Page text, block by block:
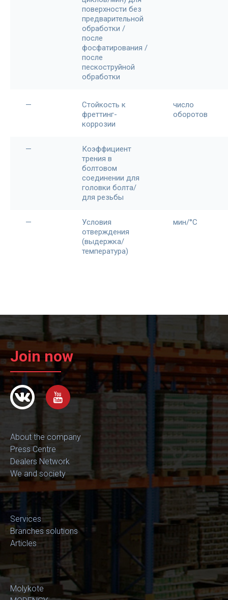
поверхности без
предварительной
обработки /
после
фосфатирования /
после
пескоструйной
обработки
—
Стойкость к
фреттинг-
коррозии
число
оборотов
—
Коэффициент
трения в
болтовом
соединении для
головки болта/
для резьбы
—
Условия
отверждения
(выдержка/
температура)
мин/°С
Join now
About the company
Press Centre
Dealers Network
We and society
Services
Branches solutions
Articles
Molykote